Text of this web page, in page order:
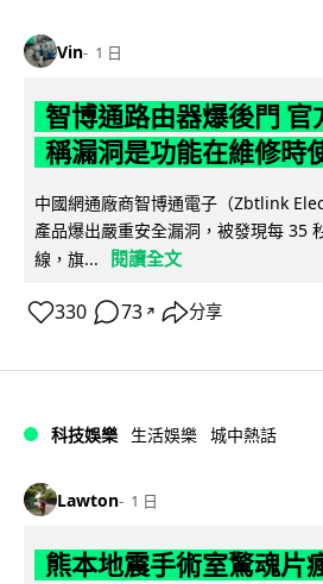
Vin 1 日
智博通路由器爆後門 官
稱漏洞是功能在維修時
中國網通廠商智博通電子（Zbtlink
產品爆出嚴重安全漏洞，被發現每 35
線，旗...
閱讀全文
330 73 ↗ 分享
科技娛樂 生活娛樂 城中熱話
Lawton 1 日
熊本地震手術室驚魂片